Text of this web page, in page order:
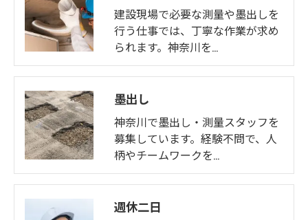
建設現場で必要な測量や墨出しを
行う仕事では、丁寧な作業が求め
られます。神奈川を…
墨出し
神奈川で墨出し・測量スタッフを
募集しています。経験不問で、人
柄やチームワークを…
週休二日